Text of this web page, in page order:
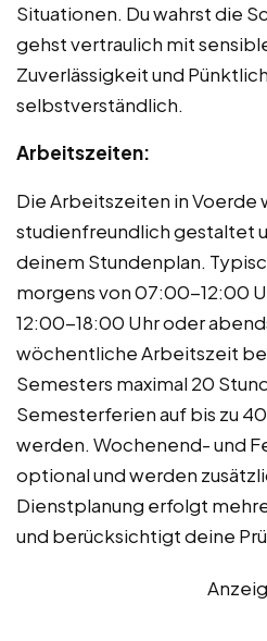
Situationen. Du wahrst die
gehst vertraulich mit
Zuverlässigkeit und
selbstverständlich.
Arbeitszeiten:
Die Arbeitszeiten in Voerde
studienfreundlich gestaltet
deinem Stundenplan.
morgens von 07:00-12:00
12:00-18:00 Uhr oder
wöchentliche Arbeitszeit
Semesters maximal 20
Semesterferien auf bis zu
werden. Wochenend- und
optional und werden
Dienstplanung erfolgt
und berücksichtigt deine